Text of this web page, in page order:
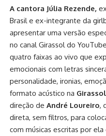
A cantora Júlia Rezende,
Brasil e ex-integrante da
apresentar uma versão
no canal Girassol do
quatro faixas ao vivo que
emocionais com letras
personalidade, ironias,
formato acústico na
direção de André Loureiro,
direta, sem filtros, para
com músicas escritas por